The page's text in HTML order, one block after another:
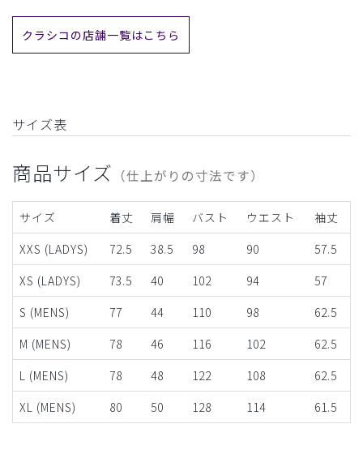
クラシコの店舗一覧はこちら
サイズ表
商品サイズ （仕上がりの寸法です）
サイズ 着丈 肩幅 バスト ウエスト
袖丈
XXS (LADYS)
72.5 38.5 98 90
57.5
XS (LADYS)
73.5 40 102 94
57
S (MENS)
77 44 110 98
62.5
M (MENS)
78 46 116 102
62.5
L (MENS)
78 48 122 108
62.5
XL (MENS)
80 50 128 114 61.5